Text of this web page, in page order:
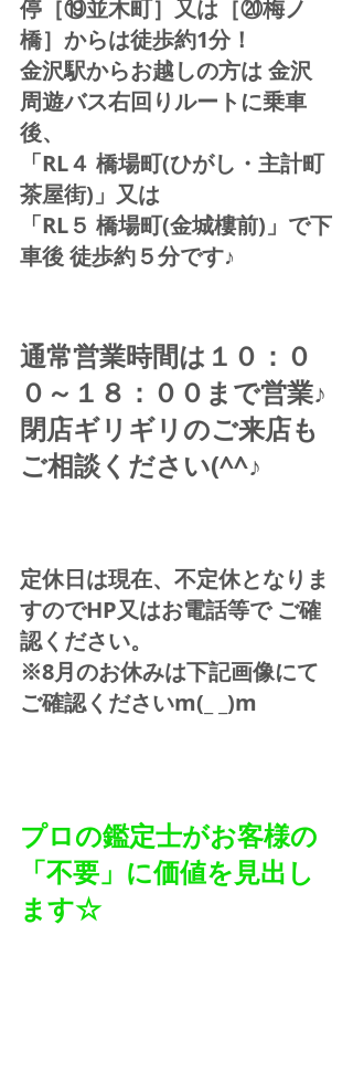
停［⑲並木町］又は［⑳梅ノ
橋］からは徒歩約1分！
金沢駅からお越しの方は 金沢
周遊バス右回りルートに乗車
後、
「RL４ 橋場町(ひがし・主計町
茶屋街)」又は
「RL５ 橋場町(金城樓前)」で下
車後 徒歩約５分です♪
通常営業時間は１０：０
０～１８：００まで営業♪
閉店ギリギリのご来店も
ご相談ください(^^♪
定休日は現在、不定休となりま
すのでHP又はお電話等で ご確
認ください。
※8月のお休みは下記画像にて
ご確認くださいm(_ _)m
プロの鑑定士がお客様の
「不要」に価値を見出し
ます☆